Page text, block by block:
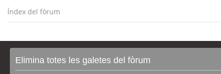
Índex del fòrum
Elimina totes les galetes del fòrum